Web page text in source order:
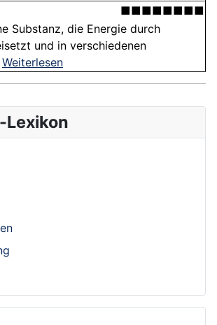
■■■■■■■■
Substanz, die Energie durch
und in verschiedenen
Weiterlesen